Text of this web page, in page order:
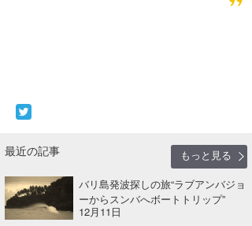
最近の記事
もっと見る
バリ島発波探しの旅“ラブアンバジョ
ーからスンバへボートトリップ”
12月11日